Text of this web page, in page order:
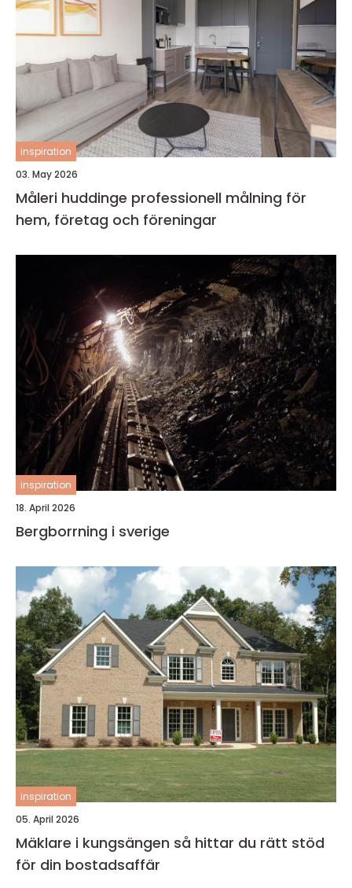
inspiration
03. May 2026
Måleri huddinge professionell målning för
hem, företag och föreningar
inspiration
18. April 2026
Bergborrning i sverige
inspiration
05. April 2026
Mäklare i kungsängen så hittar du rätt stöd
för din bostadsaffär